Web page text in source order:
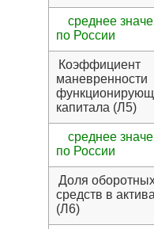
среднее
по России
Коэффициент
маневренности
капитала (Л5)
среднее
по России
Доля
средств в
(Л6)